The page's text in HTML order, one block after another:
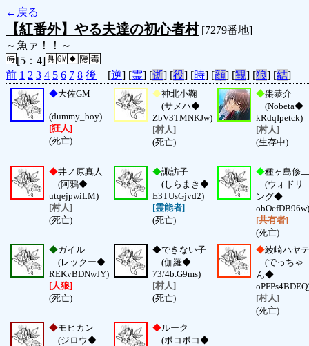
←戻る
【紅番外】やる夫達の初心者村[7279番地]
～魚ァ！！～
[5：4]
前 1 2 3 4 5 6 7 8 後 [逆] [霊] [逝] [役] [時] [顔] [観] [狼] [結]
◆大佐GM
(dummy_boy)
[狂人]
(死亡)
◆神北小鞠
(サメハ◆
ZbV3TMNKJw)
[村人]
(死亡)
◆棗恭介
(Nobeta◆
kRdqIpetck)
[村人]
(生存中)
◆井ノ原真人
(阿鴉◆
utqejpwiLM)
[村人]
(死亡)
◆諏訪子
(しらまき◆
E3TUsGjvd2)
[霊能者]
(死亡)
◆種ヶ島修二
(ウォドリ
ング◆
obOefDB96w)
[共有者]
(死亡)
◆ガイル
(レックー◆
REKvBDNwJY)
[人狼]
(死亡)
◆できない子
(伽羅◆
73/4b.G9ms)
[村人]
(死亡)
◆綾崎ハヤテ
(でっちゃ
ん◆
[村人]
(死亡)
◆モヒカン
(ジロウ◆
◆ルーク
(ボコボコ◆